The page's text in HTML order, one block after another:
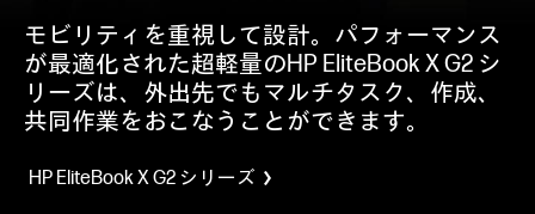
モビリティを重視して設計。パフォーマンス
が最適化された超軽量のHP EliteBook X G2 シ
リーズは、外出先でもマルチタスク、作成、
共同作業をおこなうことができます。
HP EliteBook X G2 シリーズ